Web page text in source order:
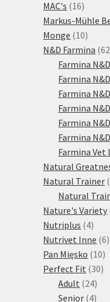
MAC's 1616
Markus-Mühle
Monge 1010
N&D Farmina 62
Farmina
Farmina
Farmina
Farmina
Farmina
Farmina
Farmina Vet
Natural
Natural Trainer
Natural
Nature's Variety
Nutriplus 44
Nutrivet Inne 66
Pan Mięsko 1010
Perfect Fit 3030
Adult 2424
Senior 44